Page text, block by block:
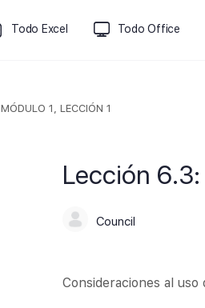
Todo Excel Todo Office
MÓDULO 1, LECCIÓN 1
Lección
Council
Consideraciones al